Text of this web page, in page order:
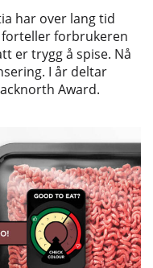
har over lang tid
forbrukeren
er trygg å spise. Nå
I år deltar
Award.